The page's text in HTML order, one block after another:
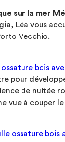
sur la mer
Léa vous
Vecchio.
ossature bois
pour
de nuitée
vue à couper
ossature bois